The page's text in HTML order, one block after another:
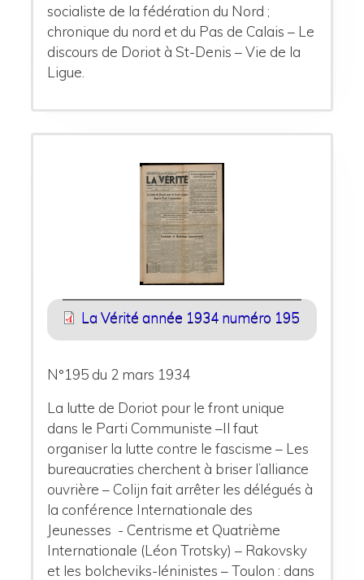
socialiste de la fédération du Nord ;
chronique du nord et du Pas de Calais – Le
discours de Doriot à St-Denis – Vie de la
Ligue.
La Vérité année 1934 numéro 195
N°195 du 2 mars 1934
La lutte de Doriot pour le front unique
dans le Parti Communiste –Il faut
organiser la lutte contre le fascisme – Les
bureaucraties cherchent à briser l’alliance
ouvrière – Colijn fait arrêter les délégués à
la conférence Internationale des
Jeunesses - Centrisme et Quatrième
Internationale (Léon Trotsky) – Rakovsky
et les bolcheviks-léninistes – Toulon : dans